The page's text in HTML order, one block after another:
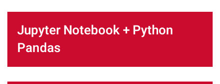
Jupyter Notebook + Python
Pandas